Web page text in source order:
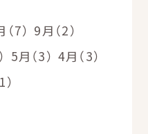
7） 9月（2）
5月（3） 4月（3）